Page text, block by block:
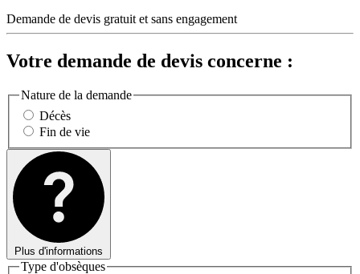
Demande de devis gratuit et sans engagement
Votre demande de devis concerne :
Nature de la demande
Décès
Fin de vie
Plus d'informations
Type d'obsèques